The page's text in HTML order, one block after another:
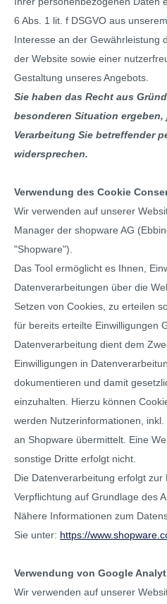
6 Abs. 1 lit. f DSGVO aus
Interesse an der Gewährleistung
der Website sowie einer
Gestaltung unseres Angebots.
Sie haben das Recht aus
besonderen Situation ergeben,
Verarbeitung Sie betreffender
widersprechen.
Verwendung des Cookie
Wir verwenden auf unserer
Manager der shopware AG
"Shopware").
Das Tool ermöglicht es Ihnen,
Datenverarbeitungen über die
Setzen von Cookies, zu erteilen
für bereits erteilte Einwilligungen
Datenverarbeitung dient dem
Einwilligungen in
dokumentieren und damit
einzuhalten. Hierzu können
werden Nutzerinformationen,
an Shopware übermittelt. Eine
sonstige Dritte erfolgt nicht.
Die Datenverarbeitung erfolgt zur
Verpflichtung auf Grundlage des
Nähere Informationen zum
Sie unter: https://
Verwendung von Google
Wir verwenden auf unserer